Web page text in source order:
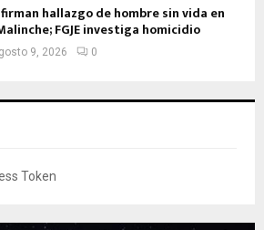
hallazgo de hombre sin vida en
FGJE investiga homicidio
9, 2026 0
Token